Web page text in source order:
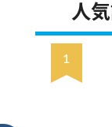
人